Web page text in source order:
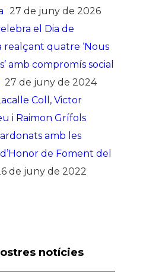
27 de juny de 2026
el Dia de
realçant quatre ‘Nous
amb compromís social
27 de juny de 2024
Coll, Victor
i Raimon Grífols
amb les
de Foment del
de juny de 2022
notícies